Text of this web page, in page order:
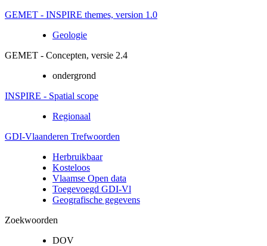
GEMET - INSPIRE themes, version 1.0
Geologie
GEMET - Concepten, versie 2.4
ondergrond
INSPIRE - Spatial scope
Regionaal
GDI-Vlaanderen Trefwoorden
Herbruikbaar
Kosteloos
Vlaamse Open data
Toegevoegd GDI-Vl
Geografische gegevens
Zoekwoorden
DOV